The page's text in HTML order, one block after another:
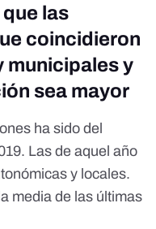
las
coincidieron
municipales y
sea mayor
ha sido del
Las de aquel año
y locales.
media de las últimas